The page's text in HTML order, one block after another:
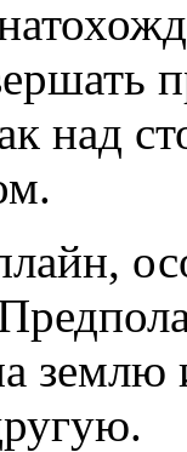
над
землю